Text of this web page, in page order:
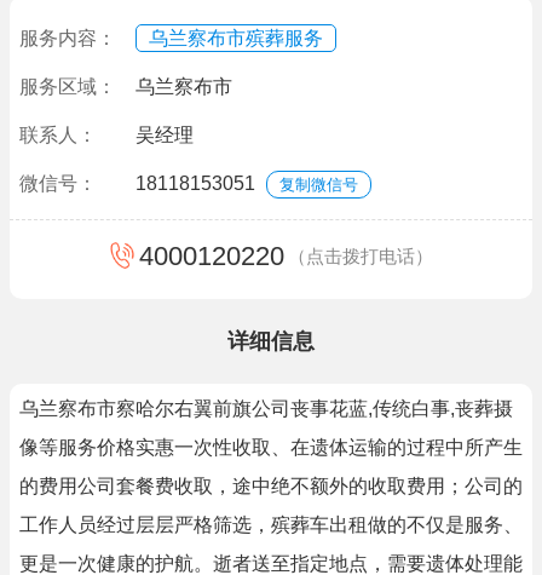
服务内容： 乌兰察布市殡葬服务
服务区域： 乌兰察布市
联系人： 吴经理
微信号： 18118153051 复制微信号
4000120220 （点击拨打电话）
详细信息
乌兰察布市察哈尔右翼前旗公司丧事花蓝,传统白事,丧葬摄
像等服务价格实惠一次性收取、在遗体运输的过程中所产生
的费用公司套餐费收取，途中绝不额外的收取费用；公司的
工作人员经过层层严格筛选，殡葬车出租做的不仅是服务、
更是一次健康的护航。逝者送至指定地点，需要遗体处理能